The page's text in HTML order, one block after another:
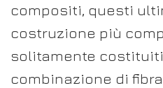
compositi, questi
costruzione più
solitamente
combinazione di